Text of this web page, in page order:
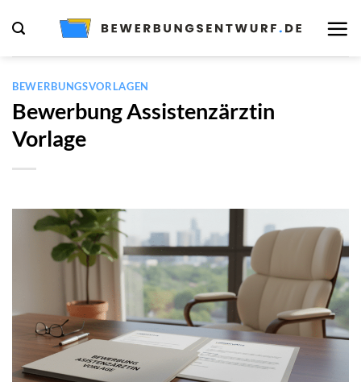
Inhalt
springen
BEWERBUNGSVORLAGEN
Bewerbung Assistenzärztin
Vorlage